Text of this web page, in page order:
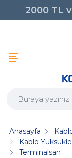
2000 TL
Anasayfa
Kablo
Terminalsan